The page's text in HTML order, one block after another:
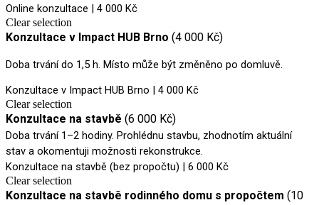
Online konzultace | 4 000 Kč
Clear selection
Konzultace v Impact HUB Brno (4 000 Kč)
Doba trvání do 1,5 h. Místo může být změněno po domluvě.
Konzultace v Impact HUB Brno | 4 000 Kč
Clear selection
Konzultace na stavbě (6 000 Kč)
Doba trvání 1–2 hodiny. Prohlédnu stavbu, zhodnotím aktuální
stav a okomentuji možnosti rekonstrukce.
Konzultace na stavbě (bez propočtu) | 6 000 Kč
Clear selection
Konzultace na stavbě rodinného domu s propočtem (10